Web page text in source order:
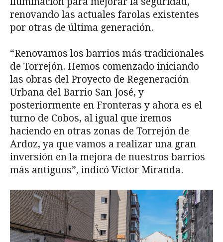
renovando las actuales farolas existentes
por otras de última generación.
“Renovamos los barrios más tradicionales
de Torrejón. Hemos comenzado iniciando
las obras del Proyecto de Regeneración
Urbana del Barrio San José, y
posteriormente en Fronteras y ahora es el
turno de Cobos, al igual que iremos
haciendo en otras zonas de Torrejón de
Ardoz, ya que vamos a realizar una gran
inversión en la mejora de nuestros barrios
más antiguos”, indicó Víctor Miranda.